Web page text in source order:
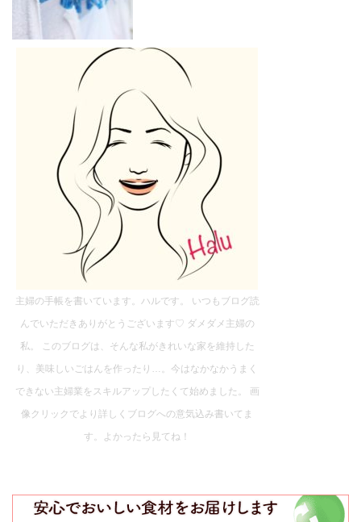
主婦の手帳を書いています。ハルです。 いつもブログ読
んでいただきありがとうございます♡ ダメダメ主婦の
私。 このブログは、そんな私がきれいな家を維持した
り、美味しいごはんを作ったり…。今はなかなかうまく
できない主婦業をスキルアップしたくて始めました。 画
像クリックでより詳しくブログへの意気込み書いてま
す。よかったら見てね！